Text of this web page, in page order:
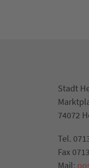
Stadt
74072
Tel.
Fax
Mail: